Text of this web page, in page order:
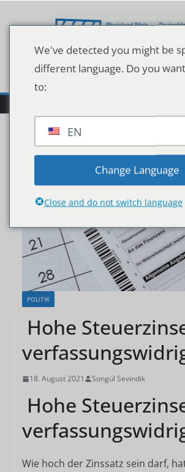
Inhalt
POLITIK
Hohe
18. August 2021 Songül Sevindik
Hohe
Wie hoch der Zinssatz sein darf,
We've detected you might be
different language. Do you
to:
EN
Change Language
Close and do not switch language